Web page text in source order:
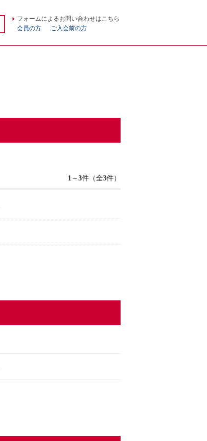
フォームによるお問い合わせはこちら
会員の方
ご入会前の方
1 ～ 3件（全3件）